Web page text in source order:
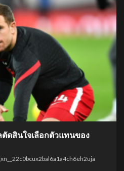
ตัดสินใจเลือกตัวแทนของ